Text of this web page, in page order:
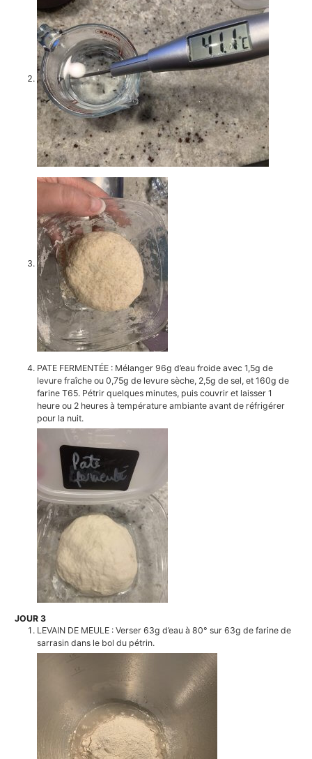
PATE FERMENTÉE : Mélanger 96g d’eau froide avec 1,5g de
levure fraîche ou 0,75g de levure sèche, 2,5g de sel, et 160g de
farine T65. Pétrir quelques minutes, puis couvrir et laisser 1
heure ou 2 heures à température ambiante avant de réfrigérer
pour la nuit.
JOUR 3
LEVAIN DE MEULE : Verser 63g d’eau à 80° sur 63g de farine de
sarrasin dans le bol du pétrin.